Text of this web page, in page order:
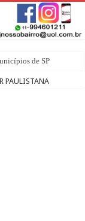
de SP
PAULISTANA